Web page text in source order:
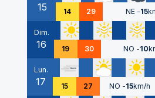
15 14 29 NE -15
Dim.
16 19 30 NO -10
Lun.
17 15 27 NO -15km/h